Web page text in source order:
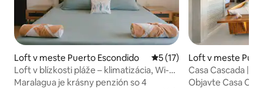
Loft v meste Puerto Escondido Priemerné ohodnotenie 5
5 (17)
Loft v blízkosti pláže – klimatizácia, Wi-Fi,
televízor, kuchyňa, bazén
Maralagua je krásny penzión so 4
Loft v meste
do
Casa Cascada |
oceán a vlastným
Objavte Casa